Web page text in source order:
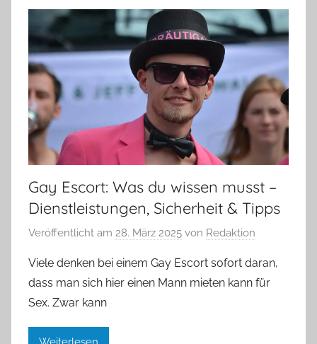
Gay Escort: Was du wissen musst –
Dienstleistungen, Sicherheit & Tipps
Veröffentlicht am 28. März 2025 von Redaktion
Viele denken bei einem Gay Escort sofort daran,
dass man sich hier einen Mann mieten kann für
Sex. Zwar kann